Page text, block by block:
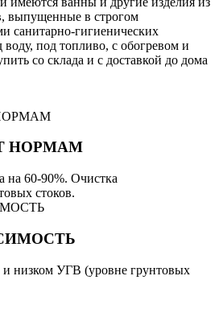
выпущенные в строгом
санитарно-гигиенических
воду, под топливо, с обогревом и
со склада и с доставкой до дома
НОРМАМ
60-90%. Очистка
стоков.
и низком УГВ (уровне грунтовых